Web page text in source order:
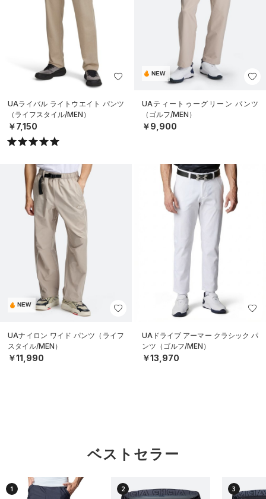
UAライバル ライトウエイト パンツ
（ライフスタイル/MEN）
￥7,150
NEW
UAティートゥーグリーン パンツ
（ゴルフ/MEN）
￥9,900
NEW
UAナイロン ワイド パンツ（ライフ
スタイル/MEN）
￥11,990
UAドライブ アーマー クラシック パ
ンツ（ゴルフ/MEN）
￥13,970
ベストセラー
1 2 3